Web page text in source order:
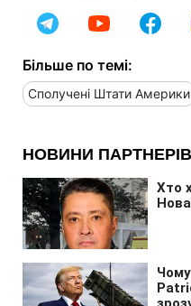
Більше по темі:
Сполучені Штати Америки